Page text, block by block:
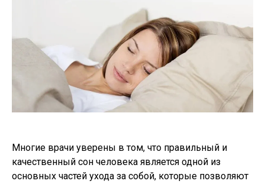
Многие врачи уверены в том, что правильный и
качественный сон человека является одной из
основных частей ухода за собой, которые позволяют